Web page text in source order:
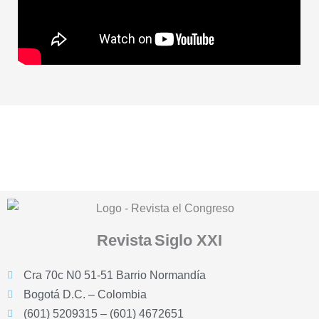
Revista Siglo XXI
Cra 70c N0 51-51 Barrio Normandía
Bogotá D.C. – Colombia
(601) 5209315 – (601) 4672651